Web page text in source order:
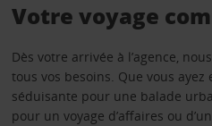
Votre voyage
Dès votre arrivée à l’agence,
tous vos besoins. Que vous ayez
séduisante pour une balade
pour un voyage d’affaires ou